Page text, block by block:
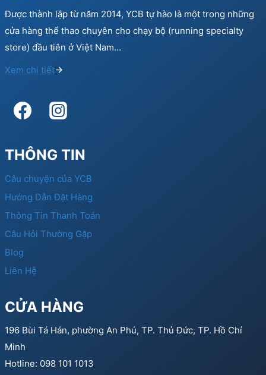
Được thành lập từ năm 2014, YCB tự hào là một trong những
cửa hàng thể thao chuyên cho chạy bộ (running specialty
store) đầu tiên ở Việt Nam…
Xem chi tiết
THÔNG TIN
Câu chuyện của YCB
Hướng Dẫn Đặt Hàng
Thông Tin Thanh Toán
Câu Hỏi Thường Gặp
Blog
Liên Hệ
CỬA HÀNG
196 Bùi Tá Hán, phường An Phú, TP. Thủ Đức, TP. Hồ Chí
Minh
Hotline: 098 101 1013